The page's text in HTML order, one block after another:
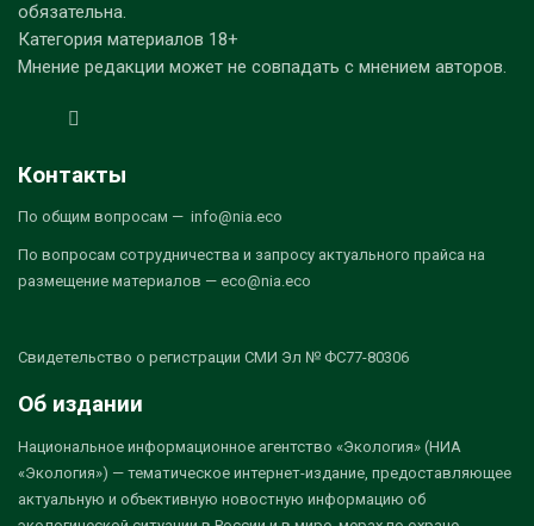
обязательна.
Категория материалов 18+
Мнение редакции может не совпадать с мнением авторов.
Контакты
По общим вопросам — info@nia.eco
По вопросам сотрудничества и запросу актуального прайса на
размещение материалов — eco@nia.eco
Свидетельство о регистрации СМИ Эл № ФС77-80306
Об издании
Национальное информационное агентство «Экология» (НИА
«Экология») — тематическое интернет-издание, предоставляющее
актуальную и объективную новостную информацию об